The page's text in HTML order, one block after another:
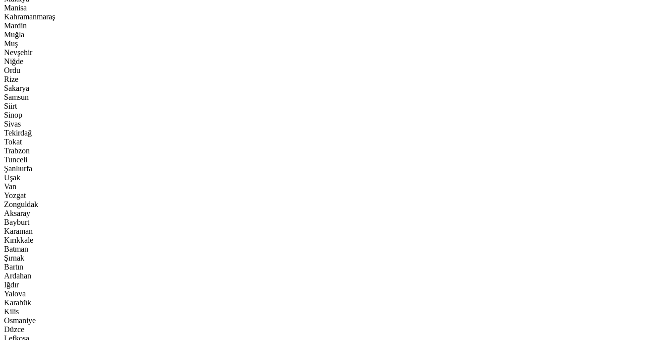
Manisa
Kahramanmaraş
Mardin
Muğla
Muş
Nevşehir
Niğde
Ordu
Rize
Sakarya
Samsun
Siirt
Sinop
Sivas
Tekirdağ
Tokat
Trabzon
Tunceli
Şanlıurfa
Uşak
Van
Yozgat
Zonguldak
Aksaray
Bayburt
Karaman
Kırıkkale
Batman
Şırnak
Bartın
Ardahan
Iğdır
Yalova
Karabük
Kilis
Osmaniye
Düzce
Lefkoşa